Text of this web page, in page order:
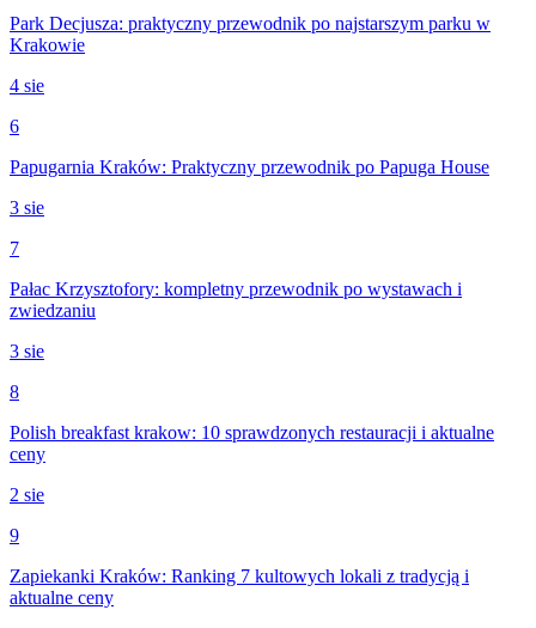
Park Decjusza: praktyczny przewodnik po najstarszym parku w
Krakowie
4 sie
6
Papugarnia Kraków: Praktyczny przewodnik po Papuga House
3 sie
7
Pałac Krzysztofory: kompletny przewodnik po wystawach i
zwiedzaniu
3 sie
8
Polish breakfast krakow: 10 sprawdzonych restauracji i aktualne
ceny
2 sie
9
Zapiekanki Kraków: Ranking 7 kultowych lokali z tradycją i
aktualne ceny